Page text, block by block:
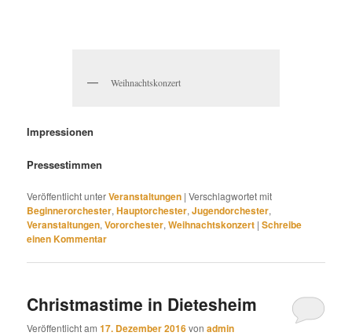
Weihnachtskonzert
Impressionen
Pressestimmen
Veröffentlicht unterVeranstaltungen |Verschlagwortet mit
Beginnerorchester,Hauptorchester,Jugendorchester,
Veranstaltungen,Vororchester,Weihnachtskonzert |Schreibe
einen Kommentar
Christmastime in Dietesheim
Veröffentlicht am17. Dezember 2016vonadmin